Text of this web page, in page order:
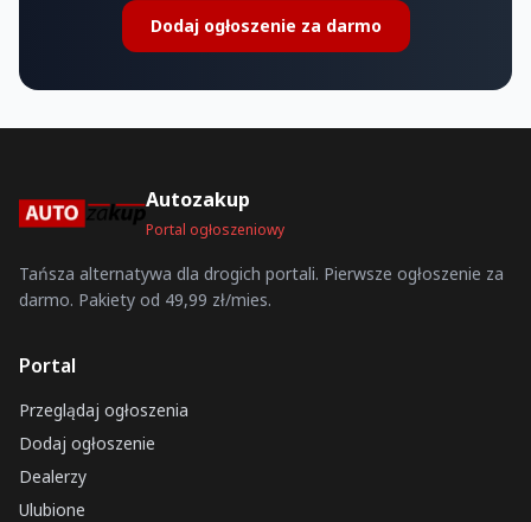
Dodaj ogłoszenie za darmo
Autozakup
Portal ogłoszeniowy
Tańsza alternatywa dla drogich portali. Pierwsze ogłoszenie za
darmo. Pakiety od 49,99 zł/mies.
Portal
Przeglądaj ogłoszenia
Dodaj ogłoszenie
Dealerzy
Ulubione